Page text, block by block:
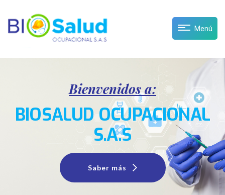
Menú
Bienvenidos a:
BIOSALUD OCUPACIONAL
S.A.S
Saber más